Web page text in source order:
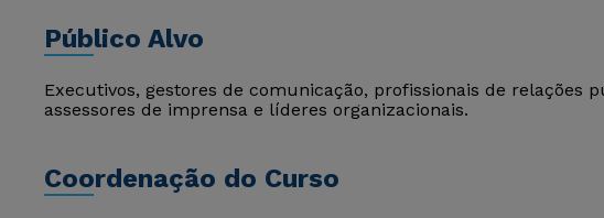
Público Alvo
Executivos, gestores de comunicação, profissionais de relações
assessores de imprensa e líderes organizacionais.
Coordenação do Curso